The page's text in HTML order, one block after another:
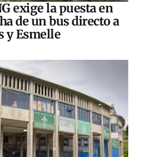
exige la puesta en
de un bus directo a
y Esmelle